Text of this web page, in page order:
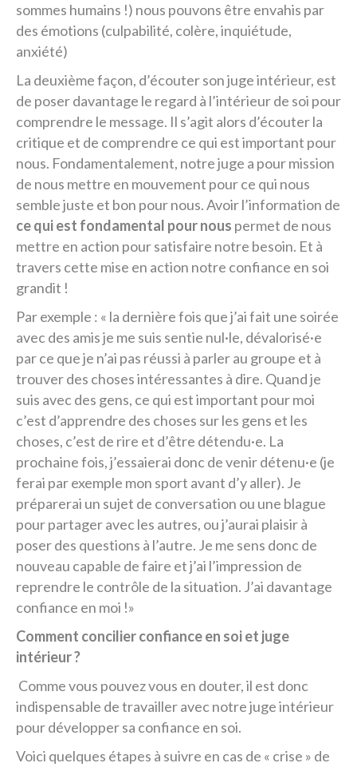
sommes humains !) nous pouvons être envahis par
des émotions (culpabilité, colère, inquiétude,
anxiété)
La deuxième façon, d’écouter son juge intérieur, est
de poser davantage le regard à l’intérieur de soi pour
comprendre le message. Il s’agit alors d’écouter la
critique et de comprendre ce qui est important pour
nous. Fondamentalement, notre juge a pour mission
de nous mettre en mouvement pour ce qui nous
semble juste et bon pour nous. Avoir l’information de
ce qui est fondamental pour nous permet de nous
mettre en action pour satisfaire notre besoin. Et à
travers cette mise en action notre confiance en soi
grandit !
Par exemple : « la dernière fois que j’ai fait une soirée
avec des amis je me suis sentie nul·le, dévalorisé·e
par ce que je n’ai pas réussi à parler au groupe et à
trouver des choses intéressantes à dire. Quand je
suis avec des gens, ce qui est important pour moi
c’est d’apprendre des choses sur les gens et les
choses, c’est de rire et d’être détendu·e. La
prochaine fois, j’essaierai donc de venir détenu·e (je
ferai par exemple mon sport avant d’y aller). Je
préparerai un sujet de conversation ou une blague
pour partager avec les autres, ou j’aurai plaisir à
poser des questions à l’autre. Je me sens donc de
nouveau capable de faire et j’ai l’impression de
reprendre le contrôle de la situation. J’ai davantage
confiance en moi !»
Comment concilier confiance en soi et juge
intérieur ?
Comme vous pouvez vous en douter, il est donc
indispensable de travailler avec notre juge intérieur
pour développer sa confiance en soi.
Voici quelques étapes à suivre en cas de « crise » de